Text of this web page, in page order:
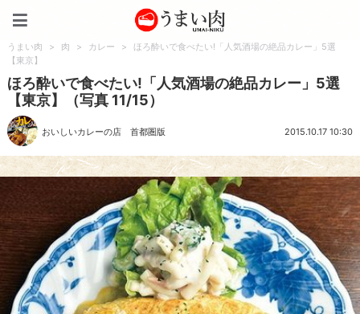
うまい肉 > 肉 > カレー >
ほろ酔いで食べたい!「人気酒場の絶品カレー」5選
【東京】
ほろ酔いで食べたい!「人気酒場の絶品カレー」5選
【東京】（写真 11/15）
おいしいカレーの店 首都圏版 2015.10.17 10:30